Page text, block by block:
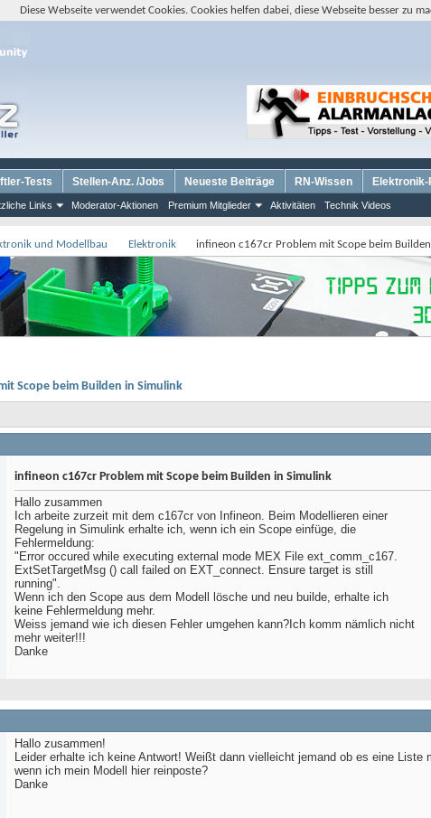
Links Moderator-Aktionen Premium Mitglieder Aktivitäten Technik Videos
Tests Stellen-Anz. /Jobs Neueste Beiträge RN-Wissen
und Modellbau Elektronik infineon c167cr Problem mit Scope beim
Scope beim Builden in Simulink
infineon c167cr Problem mit Scope beim Builden in Simulink
Hallo zusammen
Ich arbeite zurzeit mit dem c167cr von Infineon. Beim Modellieren einer
Regelung in Simulink erhalte ich, wenn ich ein Scope einfüge, die
Fehlermeldung:
"Error occured while executing external mode MEX File ext_comm_c167.
ExtSetTargetMsg () call failed on EXT_connect. Ensure target is still
running".
Wenn ich den Scope aus dem Modell lösche und neu builde, erhalte ich
keine Fehlermeldung mehr.
Weiss jemand wie ich diesen Fehler umgehen kann?Ich komm nämlich nicht
mehr weiter!!!
Danke
Hallo zusammen!
Leider erhalte ich keine Antwort! Weißt dann vielleicht jemand ob es eine
wenn ich mein Modell hier reinposte?
Danke
Diese Webseite verwendet Cookies. Cookies helfen dabei, diese Webseite besser zu